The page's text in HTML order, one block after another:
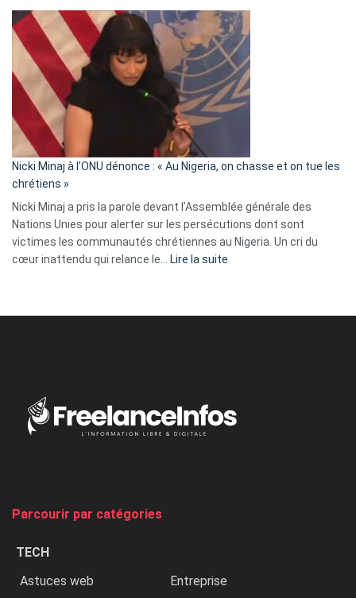
Erik
Tegnér
exulte
:
« Zemmour
a
tout
parle
ses
tripes »
Nicki Minaj à l’ONU dénonce : « Au Nigeria, on chasse et on tue les
chrétiens »
Nicki Minaj a pris la parole devant l’Assemblée générale des
Nations Unies pour alerter sur les persécutions dont sont
victimes les communautés chrétiennes au Nigeria. Un cri du
cœur inattendu qui relance le… Lire la suite
Nigeria,
Parcourir par catégories
TECH
Astuces web
Entreprise